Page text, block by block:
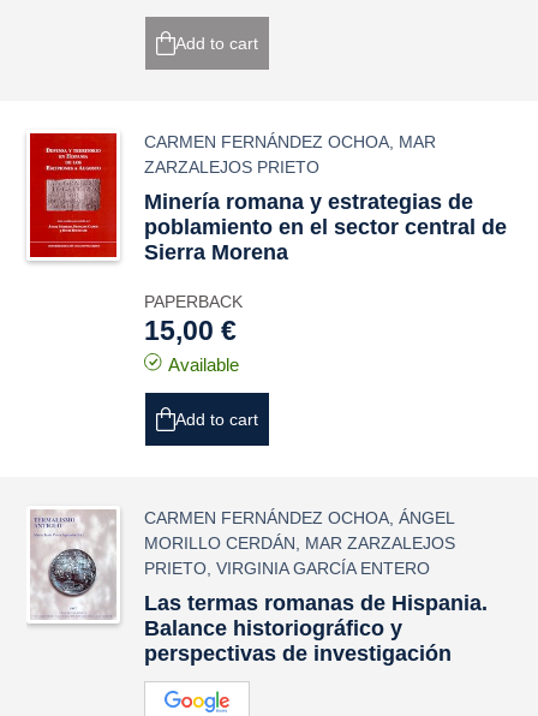
Add to cart
CARMEN FERNÁNDEZ OCHOA MAR
ZARZALEJOS PRIETO
Minería romana y estrategias de
poblamiento en el sector central de
Sierra Morena
PAPERBACK
15,00 €
Available
Add to cart
CARMEN FERNÁNDEZ OCHOA ,ÁNGEL
MORILLO CERDÁN
MAR ZARZALEJOS
PRIETO ,VIRGINIA GARCÍA ENTERO
Las termas romanas de Hispania.
Balance historiográfico y
perspectivas de investigación